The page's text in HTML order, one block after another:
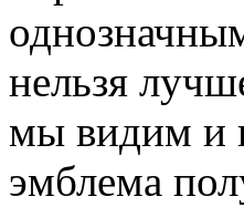
нельзя
мы видим и
эмблема